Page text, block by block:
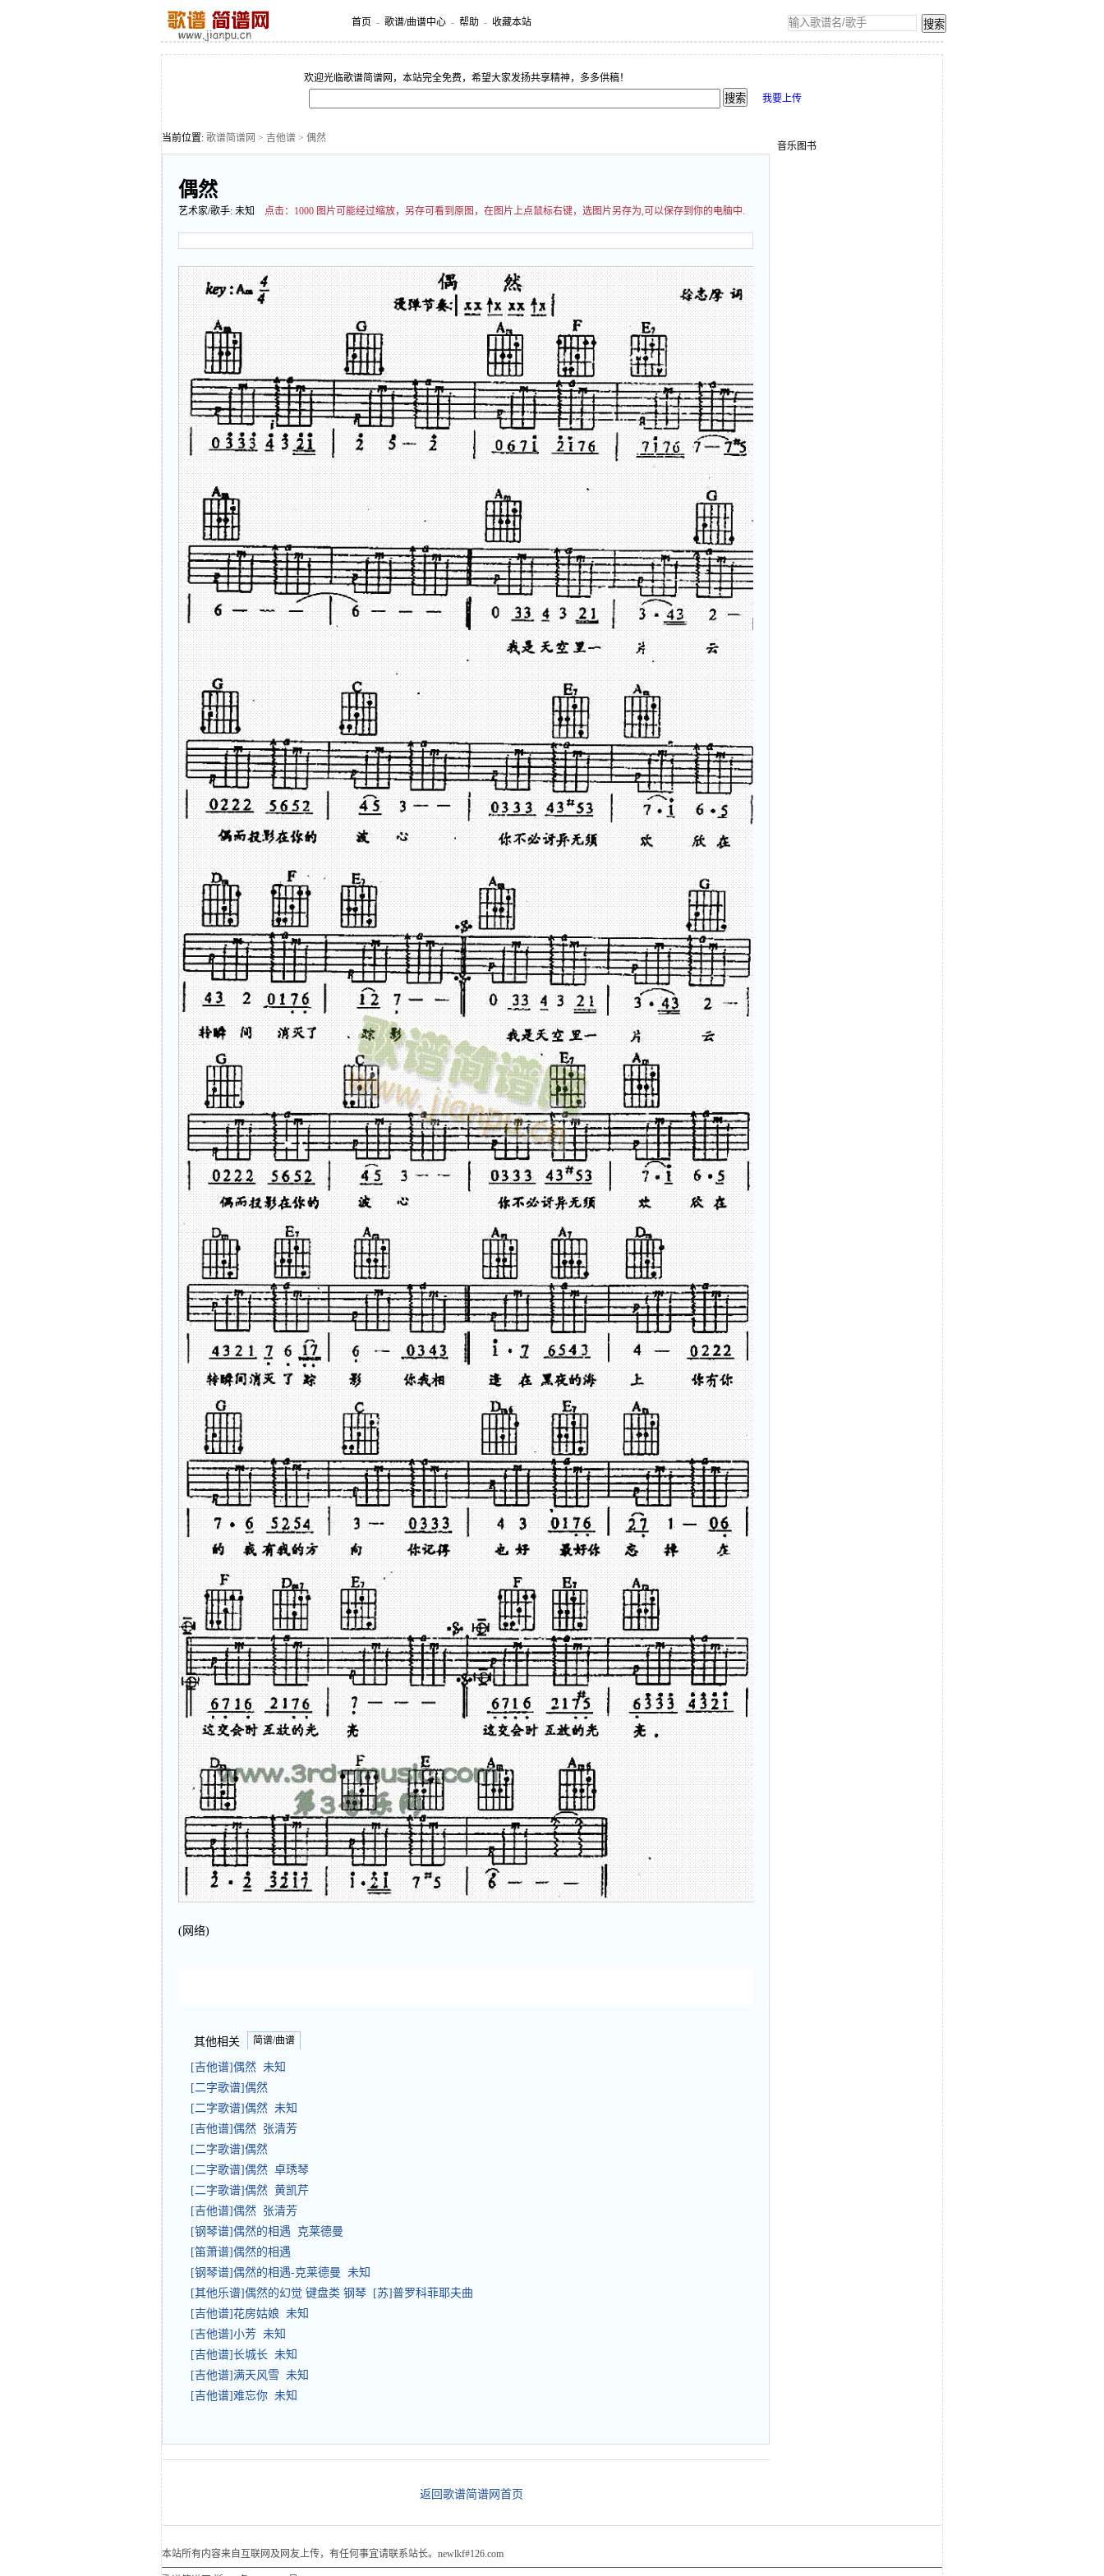
首页 - 歌谱/曲谱中心 - 帮助 - 收藏本站
欢迎光临歌谱简谱网，本站完全免费，希望大家发扬共享精神，多多供稿！
我要上传
当前位置: 歌谱简谱网 > 吉他谱 > 偶然
偶然
艺术家/歌手: 未知 点击： 1000 图片可能经过缩放，另存可看到原图，在图片上点鼠标右键，选图片另存为,可以保存到你的电脑中.
(网络)
其他相关 简谱/曲谱
[吉他谱]偶然 未知
[二字歌谱]偶然
[二字歌谱]偶然 未知
[吉他谱]偶然 张清芳
[二字歌谱]偶然
[二字歌谱]偶然 卓琇琴
[二字歌谱]偶然 黄凯芹
[吉他谱]偶然 张清芳
[钢琴谱]偶然的相遇 克莱德曼
[笛萧谱]偶然的相遇
[钢琴谱]偶然的相遇-克莱德曼 未知
[其他乐谱]偶然的幻觉 键盘类 钢琴 [苏]普罗科菲耶夫曲
[吉他谱]花房姑娘 未知
[吉他谱]小芳 未知
[吉他谱]长城长 未知
[吉他谱]满天风雪 未知
[吉他谱]难忘你 未知
返回歌谱简谱网首页
音乐图书
本站所有内容来自互联网及网友上传，有任何事宜请联系站长。newlkf#126.com